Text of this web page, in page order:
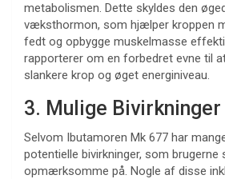
metabolismen. Dette skyldes den
væksthormon, som hjælper kroppen
fedt og opbygge muskelmasse
rapporterer om en forbedret evne til
slankere krop og øget energiniveau.
3. Mulige Bivirkninger
Selvom Ibutamoren Mk 677 har
potentielle bivirkninger, som brugerne
opmærksomme på. Nogle af disse